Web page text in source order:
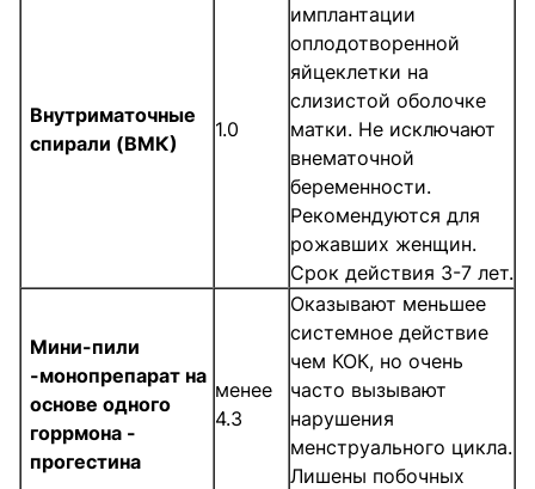
Внутриматочные
спирали (ВМК)
1.0
имплантации
оплодотворенной
яйцеклетки на
слизистой оболочке
матки. Не исключают
внематочной
беременности.
Рекомендуются для
рожавших женщин.
Срок действия 3-7 лет.
Мини-пили
-монопрепарат на
основе одного
горрмона -
прогестина
менее
4.3
Оказывают меньшее
системное действие
чем КОК, но очень
часто вызывают
нарушения
менструального цикла.
Лишены побочных